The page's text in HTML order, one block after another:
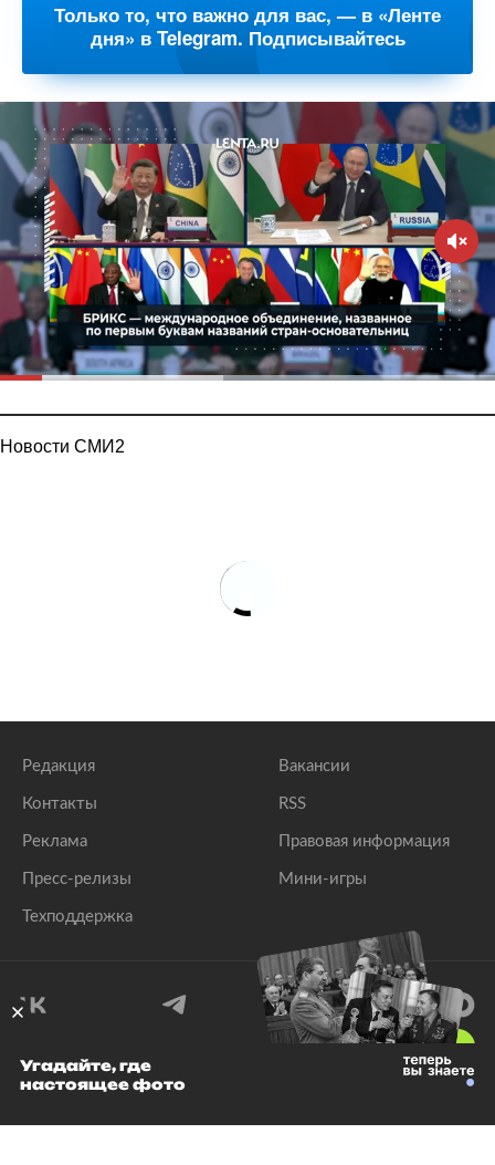
Только то, что важно для вас, — в «Ленте
дня» в Telegram. Подписывайтесь
Новости СМИ2
Редакция
Контакты
Реклама
Пресс-релизы
Техподдержка
Вакансии
RSS
Правовая информация
Мини-игры
© 1999–2026 Все права защищены.
Угадайте, где
настоящее фото